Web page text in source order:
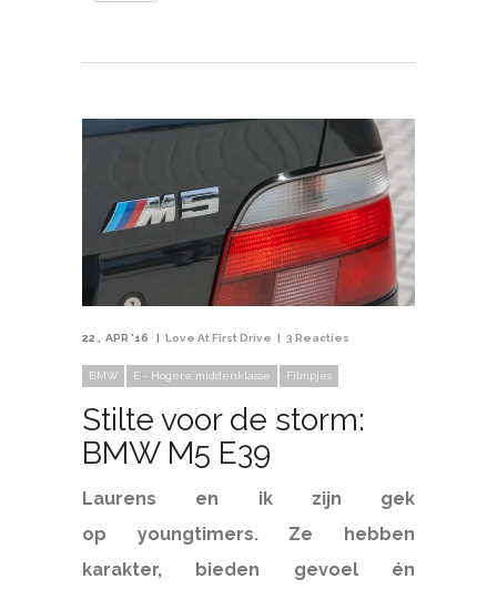
22 APR '16 Love At First Drive 3 Reacties
BMW E - Hogere middenklasse Filmpjes
Stilte voor de storm:
BMW M5 E39
Laurens en ik zijn gek
op youngtimers. Ze hebben
karakter, bieden gevoel én